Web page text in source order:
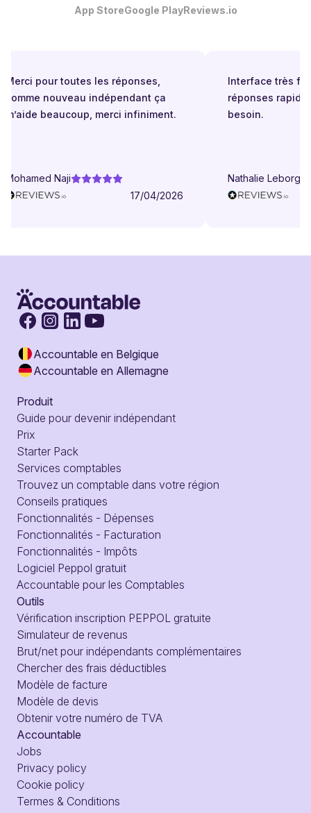
App StoreGoogle PlayReviews.io
Merci pour toutes les réponses,
comme nouveau indépendant ça
m’aide beaucoup, merci infiniment.
Mohamed Naji
17/04/2026
Interface très
réponses
besoin.
Nathalie Leborgne
Accountable en Belgique
Accountable en Allemagne
Produit
Guide pour devenir indépendant
Prix
Starter Pack
Services comptables
Trouvez un comptable dans votre région
Conseils pratiques
Fonctionnalités - Dépenses
Fonctionnalités - Facturation
Fonctionnalités - Impôts
Logiciel Peppol gratuit
Accountable pour les Comptables
Outils
Vérification inscription PEPPOL gratuite
Simulateur de revenus
Brut/net pour indépendants complémentaires
Chercher des frais déductibles
Modèle de facture
Modèle de devis
Obtenir votre numéro de TVA
Accountable
Jobs
Privacy policy
Cookie policy
Termes & Conditions